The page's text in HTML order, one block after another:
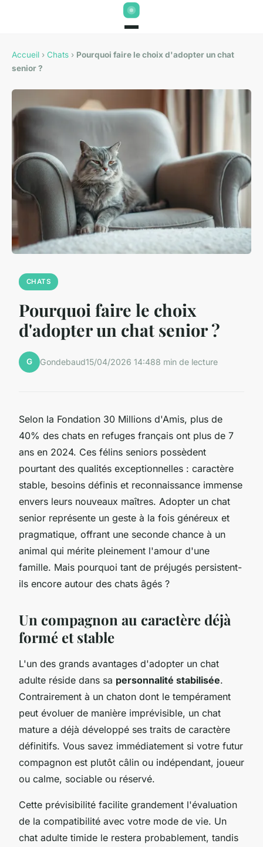
Accueil › Chats › Pourquoi faire le choix d'adopter un chat
senior ?
CHATS
Pourquoi faire le choix
d'adopter un chat senior ?
G Gondebaud15/04/2026 14:488 min de lecture
Selon la Fondation 30 Millions d'Amis, plus de
40% des chats en refuges français ont plus de 7
ans en 2024. Ces félins seniors possèdent
pourtant des qualités exceptionnelles : caractère
stable, besoins définis et reconnaissance immense
envers leurs nouveaux maîtres. Adopter un chat
senior représente un geste à la fois généreux et
pragmatique, offrant une seconde chance à un
animal qui mérite pleinement l'amour d'une
famille. Mais pourquoi tant de préjugés persistent-
ils encore autour des chats âgés ?
Un compagnon au caractère déjà
formé et stable
L'un des grands avantages d'adopter un chat
adulte réside dans sa personnalité stabilisée.
Contrairement à un chaton dont le tempérament
peut évoluer de manière imprévisible, un chat
mature a déjà développé ses traits de caractère
définitifs. Vous savez immédiatement si votre futur
compagnon est plutôt câlin ou indépendant, joueur
ou calme, sociable ou réservé.
Cette prévisibilité facilite grandement l'évaluation
de la compatibilité avec votre mode de vie. Un
chat adulte timide le restera probablement, tandis